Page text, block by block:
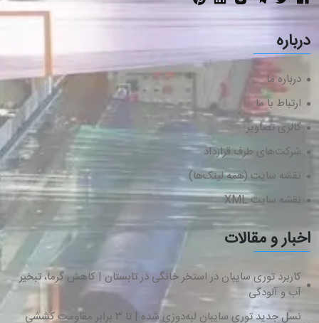
درباره
درباره ما
ارتباط با ما
گالری تصاویر
شرکت‌های طرف قرارداد
نقشه سایت (همه لینک‌ها)
نقشه سایت XML
اخبار و مقالات
کاربرد توری سایبان در استخر خانگی در تابستان | کاهش گرما، تبخیر
آب و آلودگی
نسل جدید توری سایبان لبه‌دوزی شده | تا ۳ برابر مقاومت کششی